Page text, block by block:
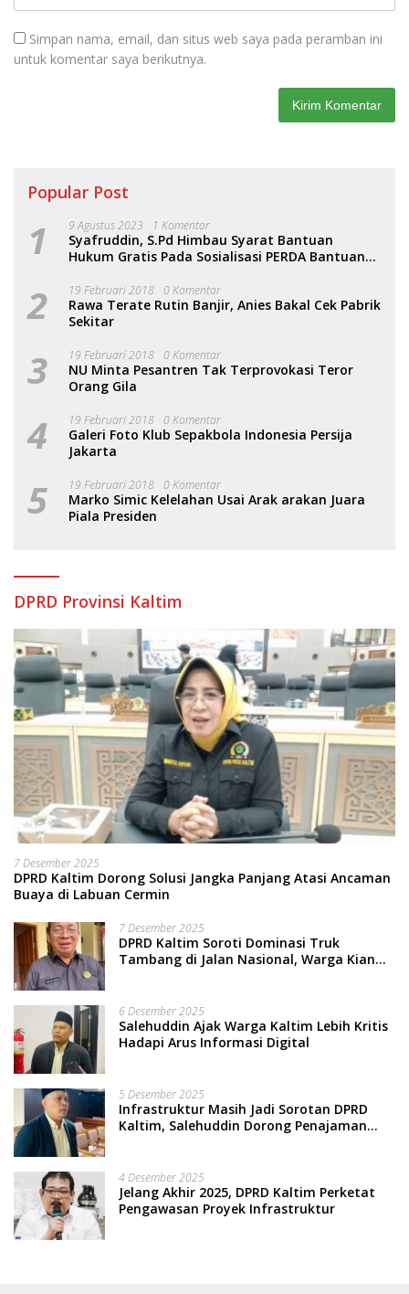
Simpan nama, email, dan situs web saya pada peramban ini
untuk komentar saya berikutnya.
Popular Post
1 9 Agustus 2023 1 Komentar
Syafruddin, S.Pd Himbau Syarat Bantuan
Hukum Gratis Pada Sosialisasi PERDA Bantuan
2 19 Februari 2018 0 Komentar
Rawa Terate Rutin Banjir, Anies Bakal Cek Pabrik
Sekitar
3 19 Februari 2018 0 Komentar
NU Minta Pesantren Tak Terprovokasi Teror
Orang Gila
4 19 Februari 2018 0 Komentar
Galeri Foto Klub Sepakbola Indonesia Persija
Jakarta
5 19 Februari 2018 0 Komentar
Marko Simic Kelelahan Usai Arak arakan Juara
Piala Presiden
DPRD Provinsi Kaltim
7 Desember 2025
DPRD Kaltim Dorong Solusi Jangka Panjang Atasi Ancaman
Buaya di Labuan Cermin
7 Desember 2025
DPRD Kaltim Soroti Dominasi Truk
Tambang di Jalan Nasional, Warga Kian
6 Desember 2025
Salehuddin Ajak Warga Kaltim Lebih Kritis
Hadapi Arus Informasi Digital
5 Desember 2025
Infrastruktur Masih Jadi Sorotan DPRD
Kaltim, Salehuddin Dorong Penajaman
4 Desember 2025
Jelang Akhir 2025, DPRD Kaltim Perketat
Pengawasan Proyek Infrastruktur